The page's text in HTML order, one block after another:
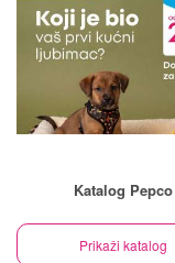
Katalog Pepco
Prikaži katalog